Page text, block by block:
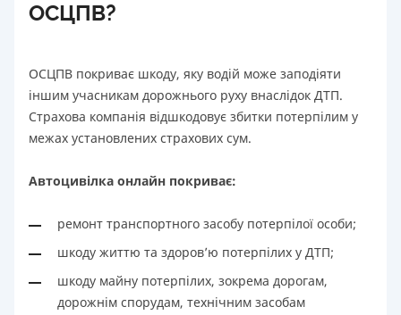
ОСЦПВ?
ОСЦПВ покриває шкоду, яку водій може заподіяти
іншим учасникам дорожнього руху внаслідок ДТП.
Страхова компанія відшкодовує збитки потерпілим у
межах установлених страхових сум.
Автоцивілка онлайн покриває:
ремонт транспортного засобу потерпілої особи;
шкоду життю та здоров’ю потерпілих у ДТП;
шкоду майну потерпілих, зокрема дорогам,
дорожнім спорудам, технічним засобам